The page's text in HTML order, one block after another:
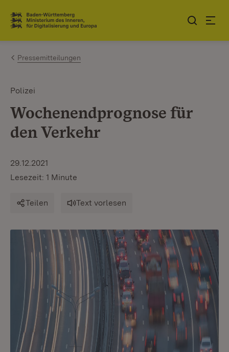
Zum Inhalt springen
Link zur Startseite
Pressemitteilungen
Polizei
Wochenendprognose für
den Verkehr
29.12.2021
Lesezeit: 1 Minute
Teilen Text vorlesen